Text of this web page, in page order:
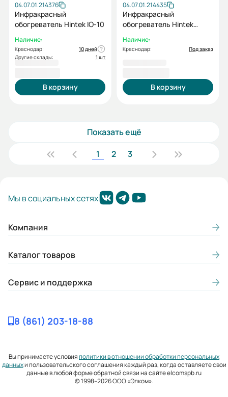
04.07.01.214376
Инфракрасный
обогреватель Hintek IO-10
Наличие:
Краснодар:
10 дней
Другие склады:
1 шт
В корзину
04.07.01.214435
Инфракрасный
обогреватель Hintek
Наличие:
Краснодар: Под заказ
В корзину
Показать ещё
1
2 3
Мы в социальных сетях
Компания
Каталог товаров
Сервис и поддержка
8 (861) 203-18-88
Вы принимаете условияполитики в отношении обработки персональных
данныхи пользовательского соглашения каждый раз, когда оставляете свои
данные в любой форме обратной связи на сайте elcomspb.ru
© 1998–2026 ООО «Элком».